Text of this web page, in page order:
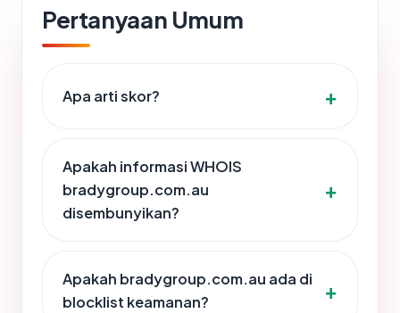
Pertanyaan Umum
Apa arti skor?
Apakah informasi WHOIS
bradygroup.com.au
disembunyikan?
Apakah bradygroup.com.au ada di
blocklist keamanan?